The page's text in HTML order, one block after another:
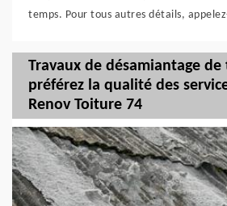
temps. Pour tous autres détails,
Travaux de désamiantage
préférez la qualité des
Renov Toiture 74